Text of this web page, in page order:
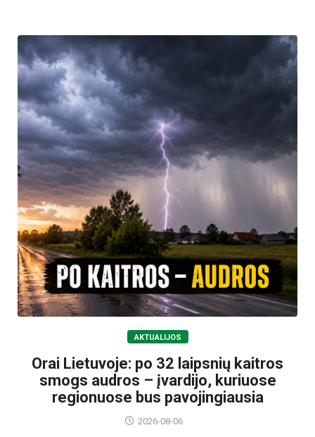
AKTUALIJOS
Orai Lietuvoje: po 32 laipsnių kaitros
smogs audros – įvardijo, kuriuose
regionuose bus pavojingiausia
2026-08-06